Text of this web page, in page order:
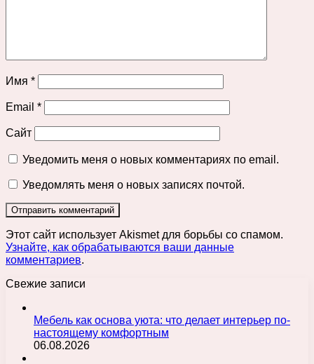
Имя *
Email *
Сайт
Уведомить меня о новых комментариях по email.
Уведомлять меня о новых записях почтой.
Этот сайт использует Akismet для борьбы со спамом.
Узнайте, как обрабатываются ваши данные
комментариев.
Свежие записи
Мебель как основа уюта: что делает интерьер по-
настоящему комфортным
06.08.2026